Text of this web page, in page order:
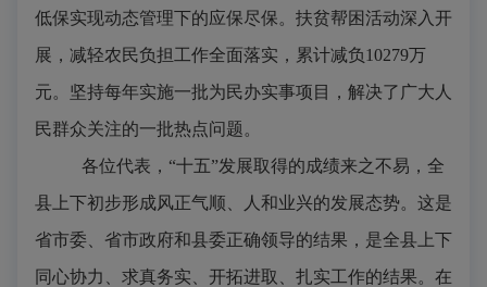
低保实现动态管理下的应保尽保。扶贫帮困活动深入开
展，减轻农民负担工作全面落实，累计减负10279万
元。坚持每年实施一批为民办实事项目，解决了广大人
民群众关注的一批热点问题。
各位代表，“十五”发展取得的成绩来之不易，全
县上下初步形成风正气顺、人和业兴的发展态势。这是
省市委、省市政府和县委正确领导的结果，是全县上下
同心协力、求真务实、开拓进取、扎实工作的结果。在